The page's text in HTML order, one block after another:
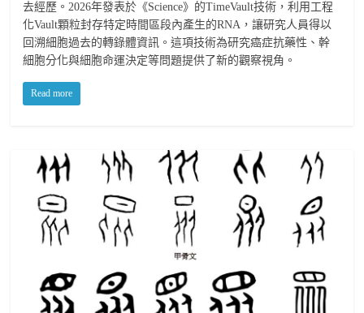
去經歷。2026年發表於《Science》的TimeVault技術，利用工程
化Vault顆粒封存特定時間區段內產生的RNA，讓研究人員得以
回溯細胞過去的轉錄體資訊。這項技術為研究癌症抗藥性、幹
細胞分化與細胞命運決定等問題提供了新的觀察視角。
Read more